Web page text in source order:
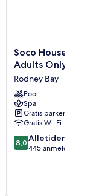
Soco
House
Boutique
-
Adults
Only
Rodney
Bay
Soco House New
Adults Only
Rodney Bay
Pool
Spa
Gratis parkering
Gratis Wi-Fi
8.0
ud
8,0 Alletiders
445 anmeldelser